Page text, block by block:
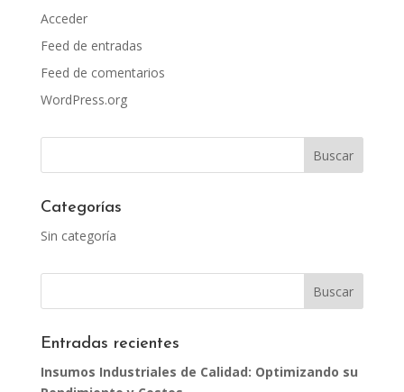
Acceder
Feed de entradas
Feed de comentarios
WordPress.org
Categorías
Sin categoría
Entradas recientes
Insumos Industriales de Calidad: Optimizando su